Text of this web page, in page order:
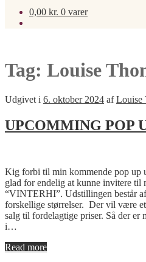
0,00 kr. 0 varer
Tag: Louise
Udgivet i 6. oktober 2024 afLouise
UPCOMMING POP
Kig forbi til min kommende pop up
glad for endelig at kunne invitere til
“VINTERHI”. Udstillingen består
forskellige størrelser. Der vil være
salg til fordelagtige priser. Så der er
i…
Read more